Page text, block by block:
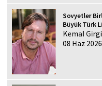
Sovyetler
Büyük Türk
Kemal
08 Haz 2026